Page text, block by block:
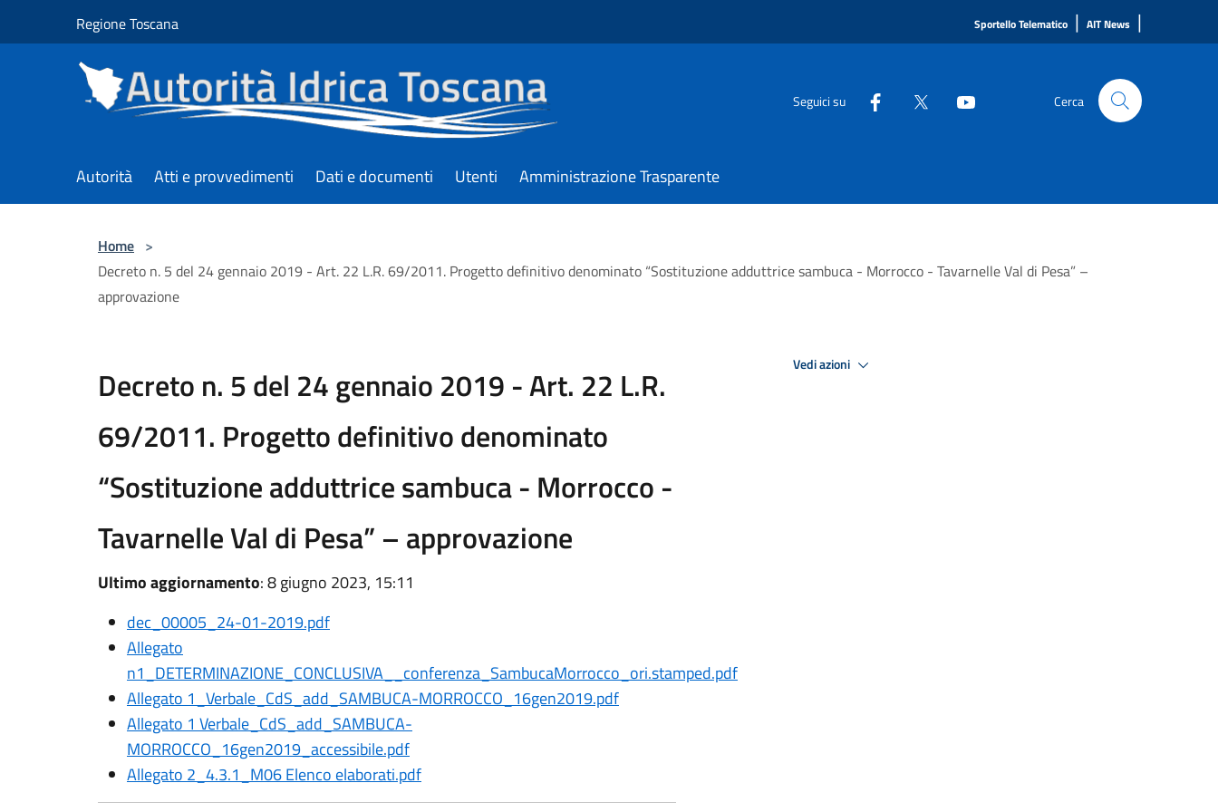
Regione Toscana Sportello Telematico | AIT News |
Seguici su Cerca
Autorità Atti e provvedimenti Dati e documenti Utenti Amministrazione Trasparente
Home >
Decreto n. 5 del 24 gennaio 2019 - Art. 22 L.R. 69/2011. Progetto definitivo denominato “Sostituzione adduttrice sambuca - Morrocco - Tavarnelle Val di Pesa” –
approvazione
Decreto n. 5 del 24 gennaio 2019 - Art. 22 L.R.
69/2011. Progetto definitivo denominato
“Sostituzione adduttrice sambuca - Morrocco -
Tavarnelle Val di Pesa” – approvazione
Ultimo aggiornamento: 8 giugno 2023, 15:11
dec_00005_24-01-2019.pdf
Allegato
n1_DETERMINAZIONE_CONCLUSIVA__conferenza_SambucaMorrocco_ori.stamped.pdf
Allegato 1_Verbale_CdS_add_SAMBUCA-MORROCCO_16gen2019.pdf
Allegato 1 Verbale_CdS_add_SAMBUCA-
MORROCCO_16gen2019_accessibile.pdf
Allegato 2_4.3.1_M06 Elenco elaborati.pdf
Vedi azioni